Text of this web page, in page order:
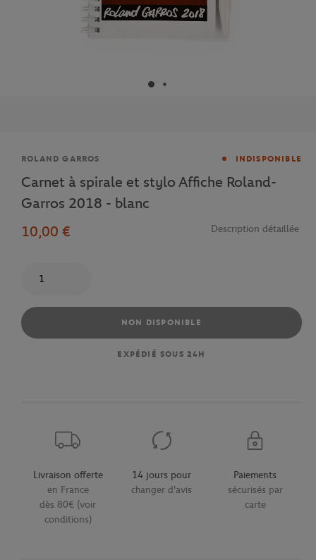
Marque
ROLAND GARROS INDISPONIBLE
Carnet à spirale et stylo Affiche Roland-
Garros 2018 - blanc
10,00 €
Description détaillée
NON DISPONIBLE
EXPÉDIÉ SOUS 24H
Livraison offerte
en France
dès 80€ (voir
conditions)
14 jours pour
changer d'avis
Paiements
sécurisés par
carte